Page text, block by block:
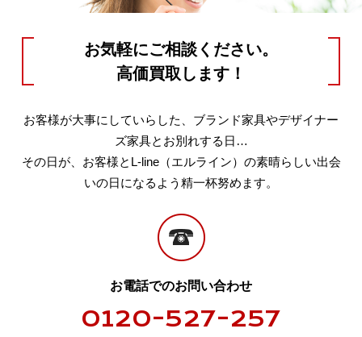
お気軽にご相談ください。
高価買取します！
お客様が大事にしていらした、ブランド家具やデザイナー
ズ家具とお別れする日…
その日が、お客様とL-line（エルライン）の素晴らしい出会
いの日になるよう精一杯努めます。
お電話でのお問い合わせ
0120-527-257